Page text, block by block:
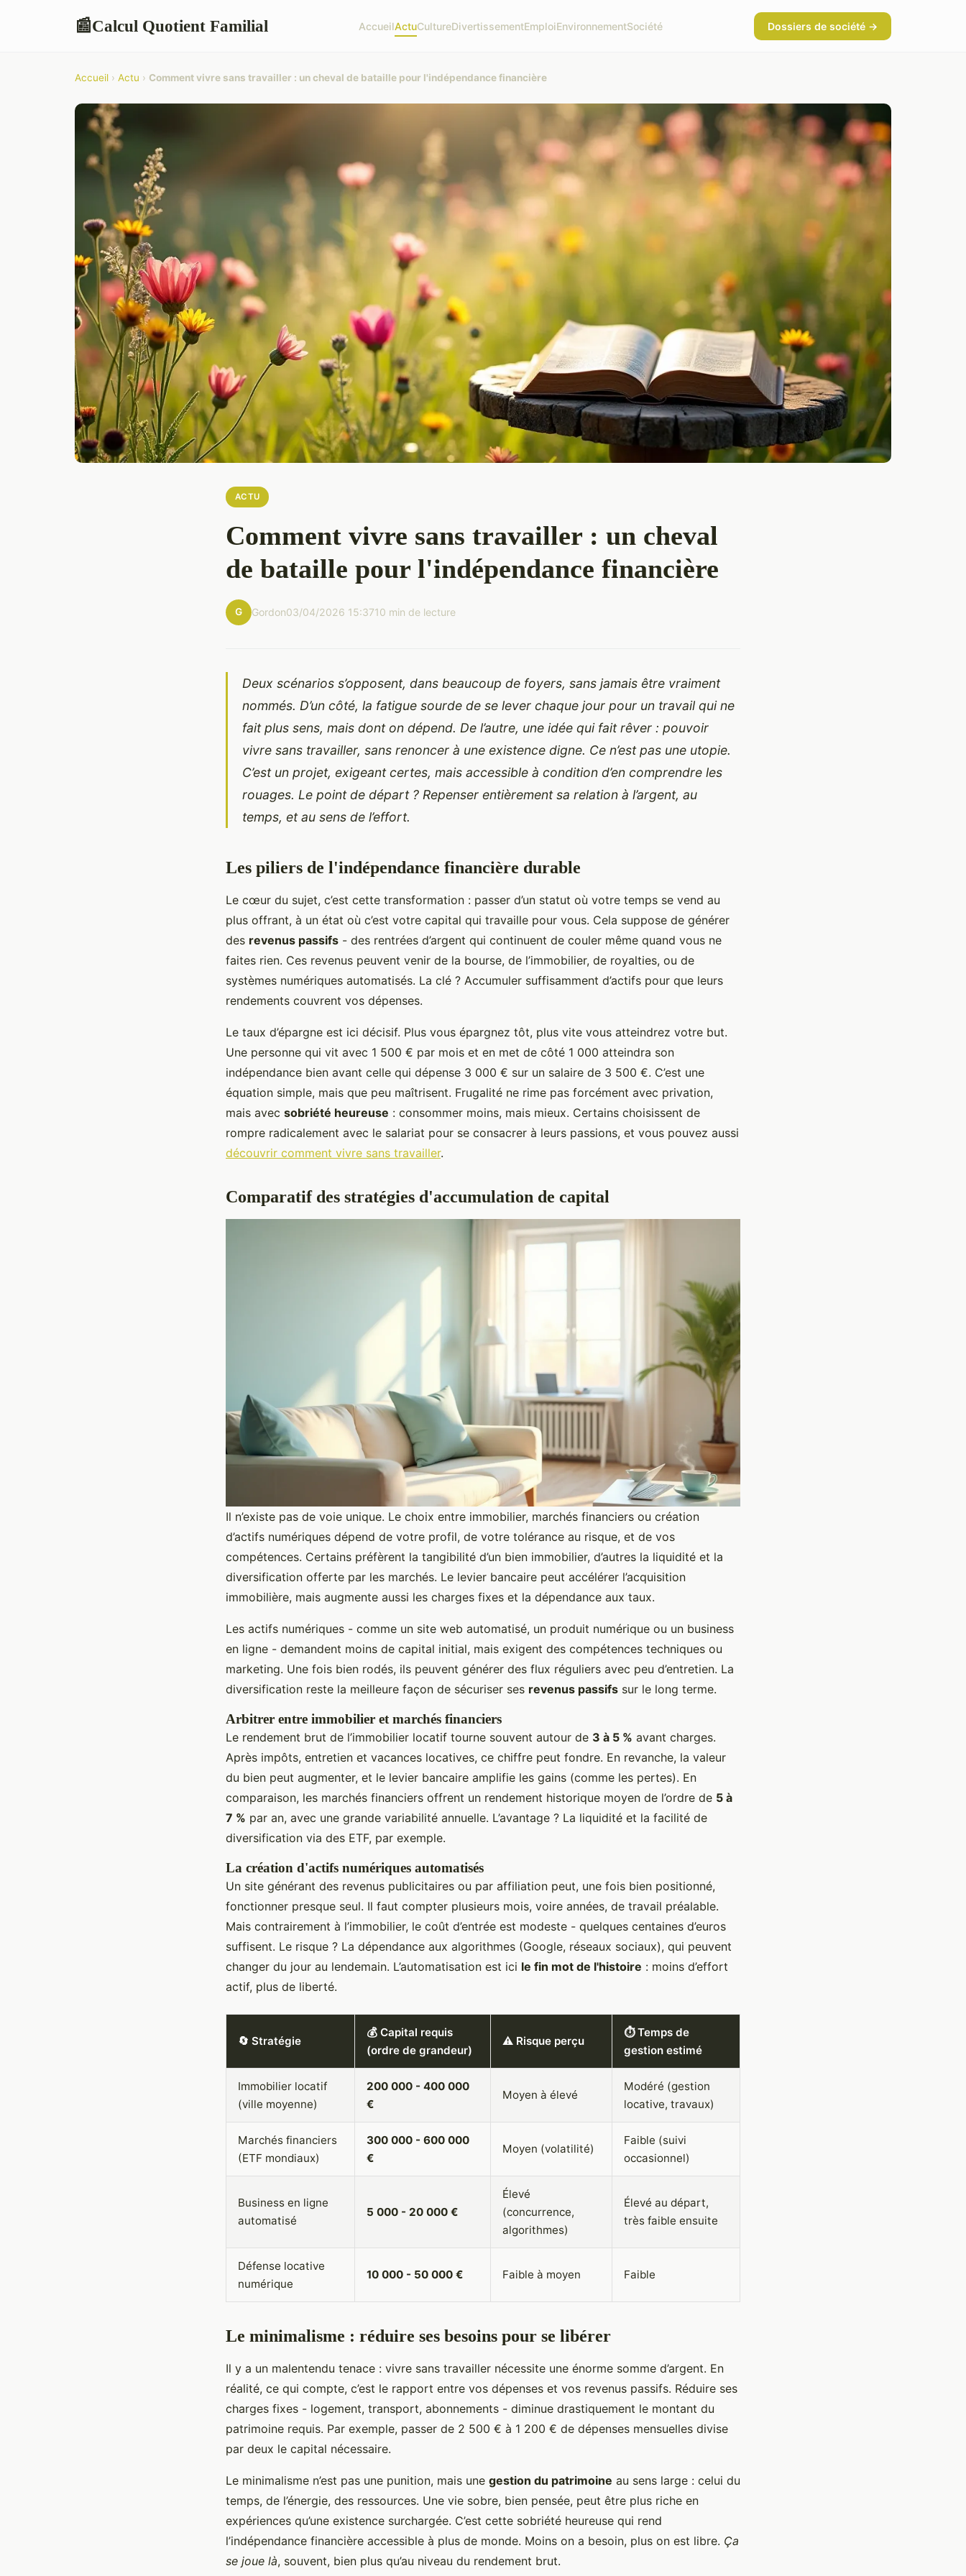
📰Calcul Quotient Familial AccueilActuCultureDivertissementEmploiEnvironnementSociété Dossiers de société →
Accueil › Actu › Comment vivre sans travailler : un cheval de bataille pour l'indépendance financière
ACTU
Comment vivre sans travailler : un cheval
de bataille pour l'indépendance financière
G Gordon03/04/2026 15:3710 min de lecture
Deux scénarios s’opposent, dans beaucoup de foyers, sans jamais être vraiment
nommés. D’un côté, la fatigue sourde de se lever chaque jour pour un travail qui ne
fait plus sens, mais dont on dépend. De l’autre, une idée qui fait rêver : pouvoir
vivre sans travailler, sans renoncer à une existence digne. Ce n’est pas une utopie.
C’est un projet, exigeant certes, mais accessible à condition d’en comprendre les
rouages. Le point de départ ? Repenser entièrement sa relation à l’argent, au
temps, et au sens de l’effort.
Les piliers de l'indépendance financière durable
Le cœur du sujet, c’est cette transformation : passer d’un statut où votre temps se vend au
plus offrant, à un état où c’est votre capital qui travaille pour vous. Cela suppose de générer
des revenus passifs - des rentrées d’argent qui continuent de couler même quand vous ne
faites rien. Ces revenus peuvent venir de la bourse, de l’immobilier, de royalties, ou de
systèmes numériques automatisés. La clé ? Accumuler suffisamment d’actifs pour que leurs
rendements couvrent vos dépenses.
Le taux d’épargne est ici décisif. Plus vous épargnez tôt, plus vite vous atteindrez votre but.
Une personne qui vit avec 1 500 € par mois et en met de côté 1 000 atteindra son
indépendance bien avant celle qui dépense 3 000 € sur un salaire de 3 500 €. C’est une
équation simple, mais que peu maîtrisent. Frugalité ne rime pas forcément avec privation,
mais avec sobriété heureuse : consommer moins, mais mieux. Certains choisissent de
rompre radicalement avec le salariat pour se consacrer à leurs passions, et vous pouvez aussi
découvrir comment vivre sans travailler.
Comparatif des stratégies d'accumulation de capital
Il n’existe pas de voie unique. Le choix entre immobilier, marchés financiers ou création
d’actifs numériques dépend de votre profil, de votre tolérance au risque, et de vos
compétences. Certains préfèrent la tangibilité d’un bien immobilier, d’autres la liquidité et la
diversification offerte par les marchés. Le levier bancaire peut accélérer l’acquisition
immobilière, mais augmente aussi les charges fixes et la dépendance aux taux.
Les actifs numériques - comme un site web automatisé, un produit numérique ou un business
en ligne - demandent moins de capital initial, mais exigent des compétences techniques ou
marketing. Une fois bien rodés, ils peuvent générer des flux réguliers avec peu d’entretien. La
diversification reste la meilleure façon de sécuriser ses revenus passifs sur le long terme.
Arbitrer entre immobilier et marchés financiers
Le rendement brut de l’immobilier locatif tourne souvent autour de 3 à 5 % avant charges.
Après impôts, entretien et vacances locatives, ce chiffre peut fondre. En revanche, la valeur
du bien peut augmenter, et le levier bancaire amplifie les gains (comme les pertes). En
comparaison, les marchés financiers offrent un rendement historique moyen de l’ordre de 5 à
7 % par an, avec une grande variabilité annuelle. L’avantage ? La liquidité et la facilité de
diversification via des ETF, par exemple.
La création d'actifs numériques automatisés
Un site générant des revenus publicitaires ou par affiliation peut, une fois bien positionné,
fonctionner presque seul. Il faut compter plusieurs mois, voire années, de travail préalable.
Mais contrairement à l’immobilier, le coût d’entrée est modeste - quelques centaines d’euros
suffisent. Le risque ? La dépendance aux algorithmes (Google, réseaux sociaux), qui peuvent
changer du jour au lendemain. L’automatisation est ici le fin mot de l'histoire : moins d’effort
actif, plus de liberté.
🔄 Stratégie
💰 Capital requis
(ordre de grandeur)
⚠️ Risque perçu
⏱️ Temps de
gestion estimé
Immobilier locatif
(ville moyenne)
200 000 - 400 000
€
Moyen à élevé
Modéré (gestion
locative, travaux)
Marchés financiers
(ETF mondiaux)
300 000 - 600 000
€
Moyen (volatilité)
Faible (suivi
occasionnel)
Business en ligne
automatisé
5 000 - 20 000 €
Élevé
(concurrence,
algorithmes)
Élevé au départ,
très faible ensuite
Défense locative
numérique
10 000 - 50 000 € Faible à moyen Faible
Le minimalisme : réduire ses besoins pour se libérer
Il y a un malentendu tenace : vivre sans travailler nécessite une énorme somme d’argent. En
réalité, ce qui compte, c’est le rapport entre vos dépenses et vos revenus passifs. Réduire ses
charges fixes - logement, transport, abonnements - diminue drastiquement le montant du
patrimoine requis. Par exemple, passer de 2 500 € à 1 200 € de dépenses mensuelles divise
par deux le capital nécessaire.
Le minimalisme n’est pas une punition, mais une gestion du patrimoine au sens large : celui du
temps, de l’énergie, des ressources. Une vie sobre, bien pensée, peut être plus riche en
expériences qu’une existence surchargée. C’est cette sobriété heureuse qui rend
l’indépendance financière accessible à plus de monde. Moins on a besoin, plus on est libre. Ça
se joue là, souvent, bien plus qu’au niveau du rendement brut.